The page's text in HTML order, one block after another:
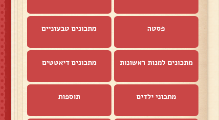
פסטה מתכונים טבעוניים
מתכונים למנות ראשונות מתכונים דיאטטים
מתכוני ילדים תוספות